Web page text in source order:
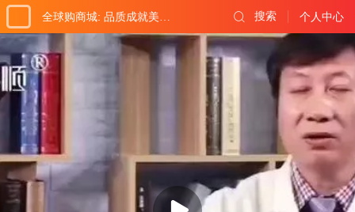
全球购商城: 品质成就美好生活! 个人中心
搜索